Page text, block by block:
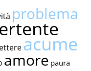
problema
acume
amore paura